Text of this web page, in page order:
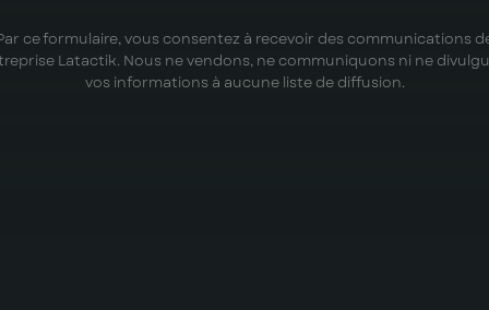
ce formulaire, vous consentez à recevoir des communications
Latactik. Nous ne vendons, ne communiquons ni ne
vos informations à aucune liste de diffusion.